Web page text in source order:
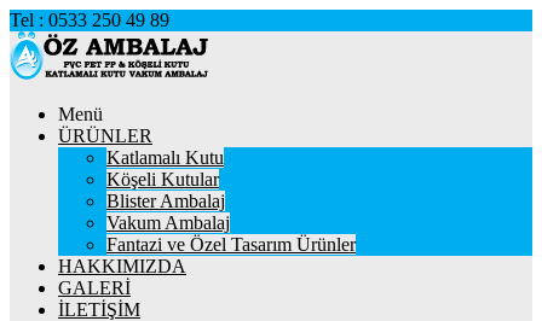
Tel : 0533 250 49 89
Menü
ÜRÜNLER
Katlamalı Kutu
Köşeli Kutular
Blister Ambalaj
Vakum Ambalaj
Fantazi ve Özel Tasarım Ürünler
HAKKIMIZDA
GALERİ
İLETİŞİM